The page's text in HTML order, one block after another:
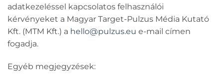
adatkezeléssel kapcsolatos felhasználói
kérvényeket a Magyar Target-Pulzus Média Kutató
Kft. (MTM Kft.) a hello@pulzus.eu e-mail címen
fogadja.
Egyéb megjegyzések: